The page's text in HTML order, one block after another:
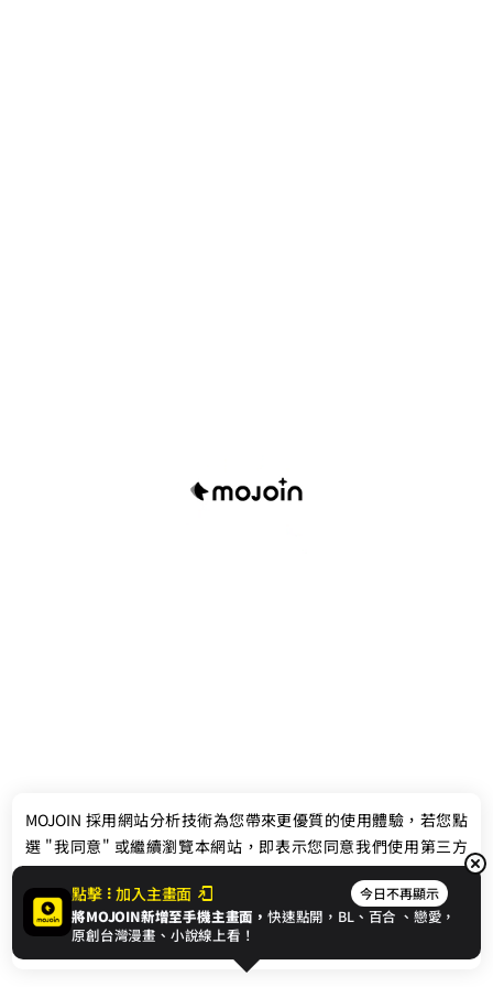
聯絡我們
© 2024 gamania Digital Entertainment Co., Ltd.
點擊 加入主畫面 今日不再顯示
將MOJOIN新增至手機主畫面，快速點開，BL、 百合 、戀愛，
原創台灣漫畫、小說線上看！
MOJOIN 採用網站分析技術為您帶來更優質的使用體驗，若您點
選 "我同意" 或繼續瀏覽本網站，即表示您同意我們使用第三方
Cookie，欲瞭解更多資訊請見隱私權政策。
我同意